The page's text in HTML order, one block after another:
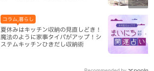
夏休みはキッチン収納の見直しどき！
魔法のように家事タイパがアップ！シ
ステムキッチンひきだし収納術
コラム,暮らし